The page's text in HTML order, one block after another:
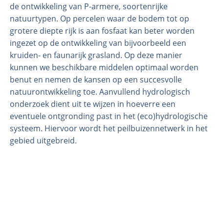
de ontwikkeling van P-armere, soortenrijke
natuurtypen. Op percelen waar de bodem tot op
grotere diepte rijk is aan fosfaat kan beter worden
ingezet op de ontwikkeling van bijvoorbeeld een
kruiden- en faunarijk grasland. Op deze manier
kunnen we beschikbare middelen optimaal worden
benut en nemen de kansen op een succesvolle
natuurontwikkeling toe. Aanvullend hydrologisch
onderzoek dient uit te wijzen in hoeverre een
eventuele ontgronding past in het (eco)hydrologische
systeem. Hiervoor wordt het peilbuizennetwerk in het
gebied uitgebreid.